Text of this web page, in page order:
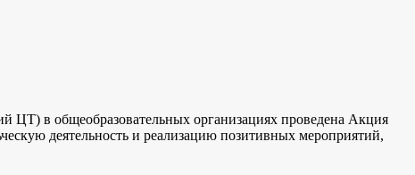
ЦТ) в общеобразовательных организациях проведена Акция
деятельность и реализацию позитивных мероприятий,